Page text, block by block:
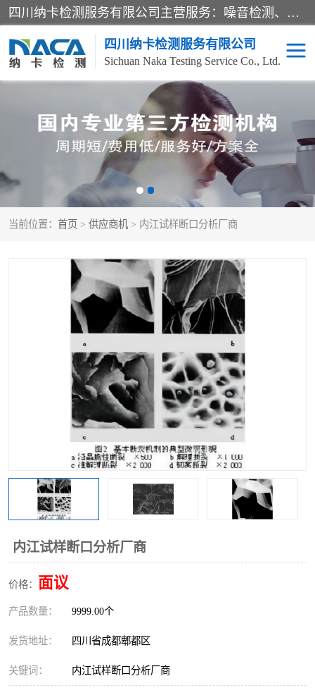
四川纳卡检测服务有限公司主营服务：噪音检测、灯光检测、防护网检测、磁性检测、无损检测、燃烧等级检测；本着严谨、规范的态度严格执行国家现行标准、规范及规程，奉行“科学公正、准确、持续改进、诚信服务”的企业价值和“科学、信誉、服务”的企业宗旨，竭诚为广大客户服务。
四川纳卡检测服务有限公司
Sichuan Naka Testing Service Co., Ltd.
当前位置： 首页 > 供应商机 > 内江试样断口分析厂商
内江试样断口分析厂商
价格： 面议
产品数量： 9999.00个
发货地址： 四川省成都郫都区
关键词： 内江试样断口分析厂商
噪音检测 灯光检测
防护网检测 磁性检测
燃烧等级检测
可靠性检测 产品检测